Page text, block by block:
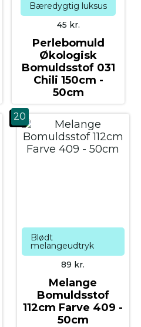
Bæredygtig luksus
Perlebomuld
Økologisk
Bomuldsstof 031
Chili 150cm -
50cm
45 kr.
20
Blødt
melangeudtryk
Melange
Bomuldsstof
112cm Farve 409 -
50cm
89 kr.